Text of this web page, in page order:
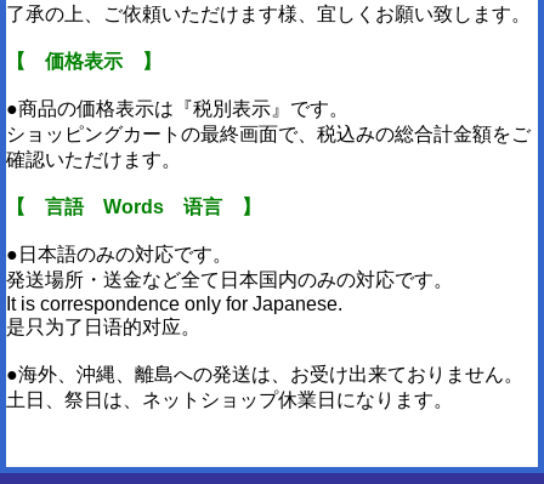
了承の上、ご依頼いただけます様、宜しくお願い致します。
【 価格表示 】
●商品の価格表示は『税別表示』です。
ショッピングカートの最終画面で、税込みの総合計金額をご
確認いただけます。
【 言語 Words 语言 】
●日本語のみの対応です。
発送場所・送金など全て日本国内のみの対応です。
It is correspondence only for Japanese.
是只为了日语的对应。
●海外、沖縄、離島への発送は、お受け出来ておりません。
土日、祭日は、ネットショップ休業日になります。